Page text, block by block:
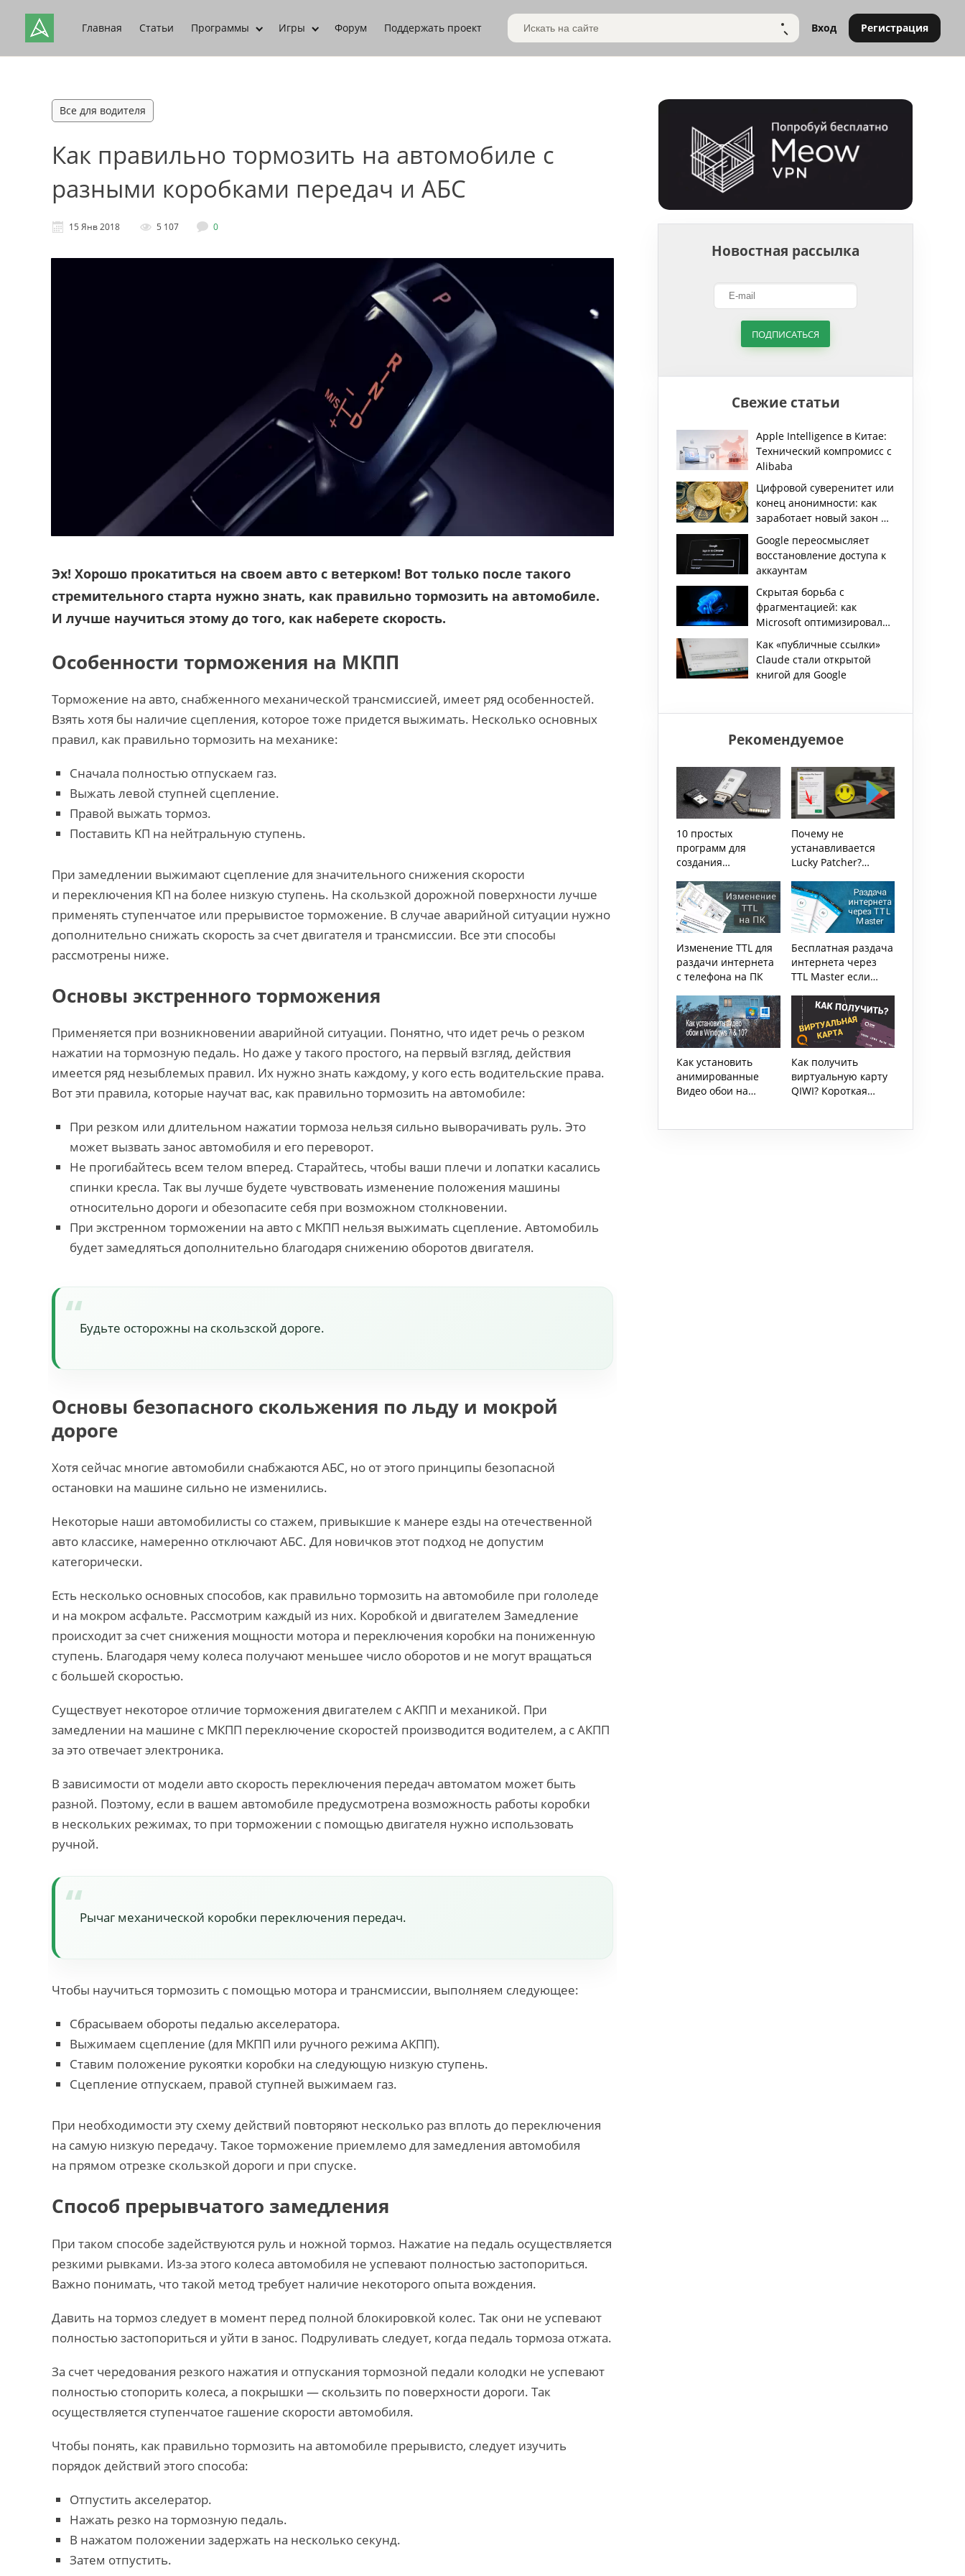
Главная Статьи Программы Игры Форум Поддержать проект Поиск по сайту НАЙТИВход Регистрация
Все для водителя
Как правильно тормозить на автомобиле с
разными коробками передач и АБС
15 Янв 2018 5 107 0
Эх! Хорошо прокатиться на своем авто с ветерком! Вот только после такого
стремительного старта нужно знать, как правильно тормозить на автомобиле.
И лучше научиться этому до того, как наберете скорость.
Особенности торможения на МКПП
Торможение на авто, снабженного механической трансмиссией, имеет ряд особенностей.
Взять хотя бы наличие сцепления, которое тоже придется выжимать. Несколько основных
правил, как правильно тормозить на механике:
Сначала полностью отпускаем газ.
Выжать левой ступней сцепление.
Правой выжать тормоз.
Поставить КП на нейтральную ступень.
При замедлении выжимают сцепление для значительного снижения скорости
и переключения КП на более низкую ступень. На скользкой дорожной поверхности лучше
применять ступенчатое или прерывистое торможение. В случае аварийной ситуации нужно
дополнительно снижать скорость за счет двигателя и трансмиссии. Все эти способы
рассмотрены ниже.
Основы экстренного торможения
Применяется при возникновении аварийной ситуации. Понятно, что идет речь о резком
нажатии на тормозную педаль. Но даже у такого простого, на первый взгляд, действия
имеется ряд незыблемых правил. Их нужно знать каждому, у кого есть водительские права.
Вот эти правила, которые научат вас, как правильно тормозить на автомобиле:
При резком или длительном нажатии тормоза нельзя сильно выворачивать руль. Это
может вызвать занос автомобиля и его переворот.
Не прогибайтесь всем телом вперед. Старайтесь, чтобы ваши плечи и лопатки касались
спинки кресла. Так вы лучше будете чувствовать изменение положения машины
относительно дороги и обезопасите себя при возможном столкновении.
При экстренном торможении на авто с МКПП нельзя выжимать сцепление. Автомобиль
будет замедляться дополнительно благодаря снижению оборотов двигателя.
Будьте осторожны на скользской дороге.
Основы безопасного скольжения по льду и мокрой
дороге
Хотя сейчас многие автомобили снабжаются АБС, но от этого принципы безопасной
остановки на машине сильно не изменились.
Некоторые наши автомобилисты со стажем, привыкшие к манере езды на отечественной
авто классике, намеренно отключают АБС. Для новичков этот подход не допустим
категорически.
Есть несколько основных способов, как правильно тормозить на автомобиле при гололеде
и на мокром асфальте. Рассмотрим каждый из них. Коробкой и двигателем Замедление
происходит за счет снижения мощности мотора и переключения коробки на пониженную
ступень. Благодаря чему колеса получают меньшее число оборотов и не могут вращаться
с большей скоростью.
Существует некоторое отличие торможения двигателем с АКПП и механикой. При
замедлении на машине с МКПП переключение скоростей производится водителем, а с АКПП
за это отвечает электроника.
В зависимости от модели авто скорость переключения передач автоматом может быть
разной. Поэтому, если в вашем автомобиле предусмотрена возможность работы коробки
в нескольких режимах, то при торможении с помощью двигателя нужно использовать
ручной.
Рычаг механической коробки переключения передач.
Чтобы научиться тормозить с помощью мотора и трансмиссии, выполняем следующее:
Сбрасываем обороты педалью акселератора.
Выжимаем сцепление (для МКПП или ручного режима АКПП).
Ставим положение рукоятки коробки на следующую низкую ступень.
Сцепление отпускаем, правой ступней выжимаем газ.
При необходимости эту схему действий повторяют несколько раз вплоть до переключения
на самую низкую передачу. Такое торможение приемлемо для замедления автомобиля
на прямом отрезке скользкой дороги и при спуске.
Способ прерывчатого замедления
При таком способе задействуются руль и ножной тормоз. Нажатие на педаль осуществляется
резкими рывками. Из-за этого колеса автомобиля не успевают полностью застопориться.
Важно понимать, что такой метод требует наличие некоторого опыта вождения.
Давить на тормоз следует в момент перед полной блокировкой колес. Так они не успевают
полностью застопориться и уйти в занос. Подруливать следует, когда педаль тормоза отжата.
За счет чередования резкого нажатия и отпускания тормозной педали колодки не успевают
полностью стопорить колеса, а покрышки — скользить по поверхности дороги. Так
осуществляется ступенчатое гашение скорости автомобиля.
Чтобы понять, как правильно тормозить на автомобиле прерывисто, следует изучить
порядок действий этого способа:
Отпустить акселератор.
Нажать резко на тормозную педаль.
В нажатом положении задержать на несколько секунд.
Затем отпустить.
Новостная рассылка
ПОДПИСАТЬСЯ
Свежие статьи
Apple Intelligence в Китае:
Технический компромисс с
Alibaba
Цифровой суверенитет или
конец анонимности: как
заработает новый закон о
криптовалютах в РФ
Google переосмысляет
восстановление доступа к
аккаунтам
Скрытая борьба с
фрагментацией: как
Microsoft оптимизировала
удаление данных в
Windows 11
Как «публичные ссылки»
Claude стали открытой
книгой для Google
Рекомендуемое
10 простых
программ для
создания
Почему не
устанавливается
Lucky Patcher?
изменения
политики Play
Market
Изменение TTL для
раздачи интернета
с телефона на ПК
Бесплатная раздача
интернета через
TTL Master если
это запрещает
Как установить
анимированные
Видео обои на
Как получить
виртуальную карту
QIWI? Короткая